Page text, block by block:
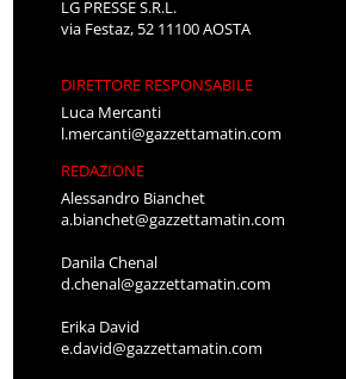
LG PRESSE S.R.L.
via Festaz, 52 11100 AOSTA
DIRETTORE RESPONSABILE
Luca Mercanti
l.mercanti@gazzettamatin.com
REDAZIONE
Alessandro Bianchet
a.bianchet@gazzettamatin.com
Danila Chenal
d.chenal@gazzettamatin.com
Erika David
e.david@gazzettamatin.com